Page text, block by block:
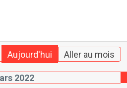
Aujourd'hui Aller au mois
2022